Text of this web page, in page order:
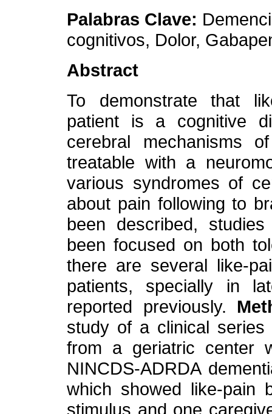
Palabras Clave:
cognitivos, Dolor,
Abstract
To demonstrate that
patient is a cognitive
cerebral mechanisms
treatable with a
various syndromes of
about pain following to
been described,
been focused on both
there are several like-
patients, specially in
reported previously.
study of a clinical
from a geriatric center
NINCDS-ADRDA
which showed like-pain
stimulus and one